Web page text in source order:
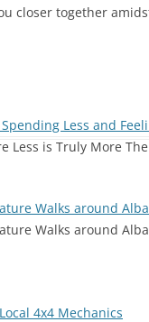
closer together
Less and
Less is Truly More
Walks around
Walks around
4x4 Mechanics